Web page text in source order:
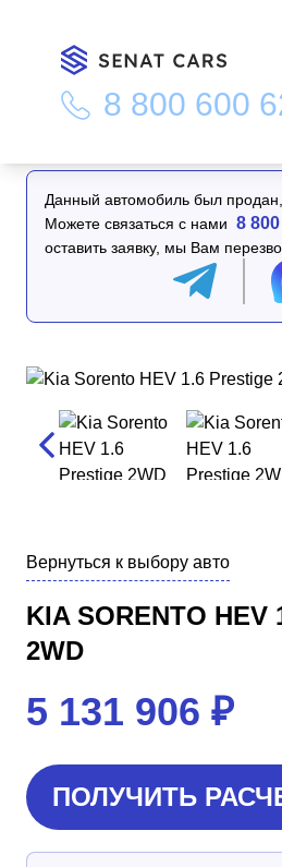
8 800 600
Главная Каталог/Kia Sorento HEV
Данный автомобиль был
Можете связаться с нами 8
оставить заявку, мы Вам
Вернуться к выбору авто
KIA SORENTO HEV
2WD
5 131 906 ₽
ПОЛУЧИТЬ